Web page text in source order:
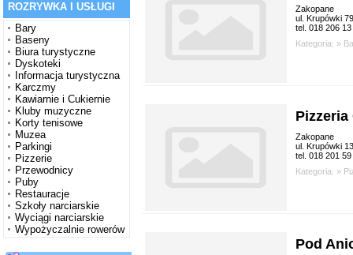
ROZRYWKA I USŁUGI
Bary
Baseny
Biura turystyczne
Dyskoteki
Informacja turystyczna
Karczmy
Kawiarnie i Cukiernie
Kluby muzyczne
Korty tenisowe
Muzea
Parkingi
Pizzerie
Przewodnicy
Puby
Restauracje
Szkoły narciarskie
Wyciągi narciarskie
Wypożyczalnie rowerów
Zakopane
ul. Krupówki
tel. 018 206 13
Kategoria: »
Pizzeria
Zakopane
ul. Krupówki 13
tel. 018 201 59
Kategoria: »
Pod